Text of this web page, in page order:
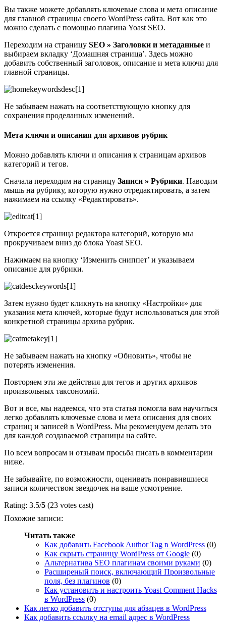
Вы также можете добавлять ключевые слова и мета описание
для главной страницы своего WordPress сайта. Вот как это
можно сделать с помощью плагина Yoast SEO.
Переходим на страницу SEO » Заголовки и метаданные и
выбираем вкладку ‘Домашняя страница’. Здесь можно
добавить собственный заголовок, описание и мета ключи для
главной страницы.
Не забываем нажать на соответствующую кнопку для
сохранения проделанных изменений.
Мета ключи и описания для архивов рубрик
Можно добавлять ключи и описания к страницам архивов
категорий и тегов.
Сначала переходим на страницу Записи » Рубрики. Наводим
мышь на рубрику, которую нужно отредактировать, а затем
нажимаем на ссылку «Редактировать».
Откроется страница редактора категорий, которую мы
прокручиваем вниз до блока Yoast SEO.
Нажимаем на кнопку ‘Изменить сниппет’ и указываем
описание для рубрики.
Затем нужно будет кликнуть на кнопку «Настройки» для
указания мета ключей, которые будут использоваться для этой
конкретной страницы архива рубрик.
Не забываем нажать на кнопку «Обновить», чтобы не
потерять изменения.
Повторяем эти же действия для тегов и других архивов
произвольных таксономий.
Вот и все, мы надеемся, что эта статья помогла вам научиться
легко добавлять ключевые слова и мета описания для своих
страниц и записей в WordPress. Мы рекомендуем делать это
для каждой создаваемой страницы на сайте.
По всем вопросам и отзывам просьба писать в комментарии
ниже.
Не забывайте, по возможности, оценивать понравившиеся
записи количеством звездочек на ваше усмотрение.
Rating: 3.5/5 (23 votes cast)
Похожие записи:
Читать также
Как добавить Facebook Author Tag в WordPress (0)
Как скрыть страницу WordPress от Google (0)
Альтернатива SEO плагинам своими руками (0)
Расширеный поиск, включающий Произвольные
поля, без плагинов (0)
Как установить и настроить Yoast Comment Hacks
в WordPress (0)
Как легко добавить отступы для абзацев в WordPress
Как добавить ссылку на email адрес в WordPress